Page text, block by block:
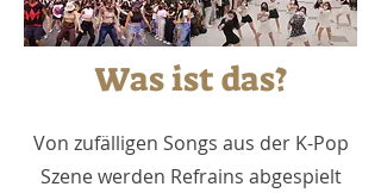
Was ist das?
Von zufälligen Songs aus der K-Pop
Szene werden Refrains abgespielt